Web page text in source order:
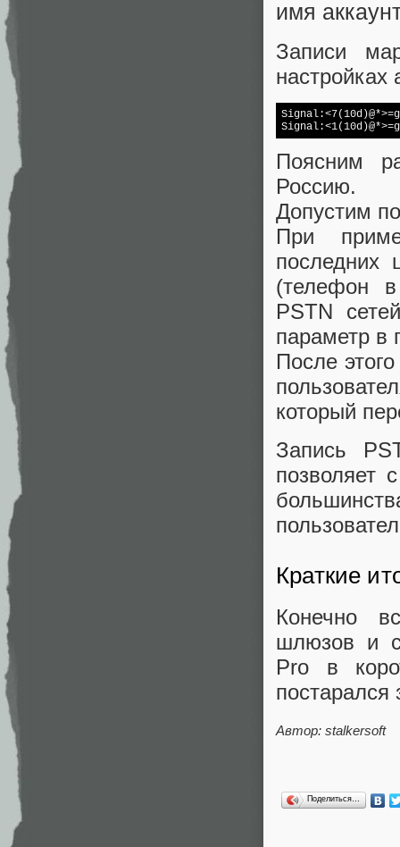
имя
Записи
настройках
Поясним
Россию.
Допустим
При
последних
(телефон
PSTN
параметр в
После
который
Запись
позволяет
Краткие
Конечно
шлюзов и
Pro в
постарался
Автор: stalkersoft
Поделиться…